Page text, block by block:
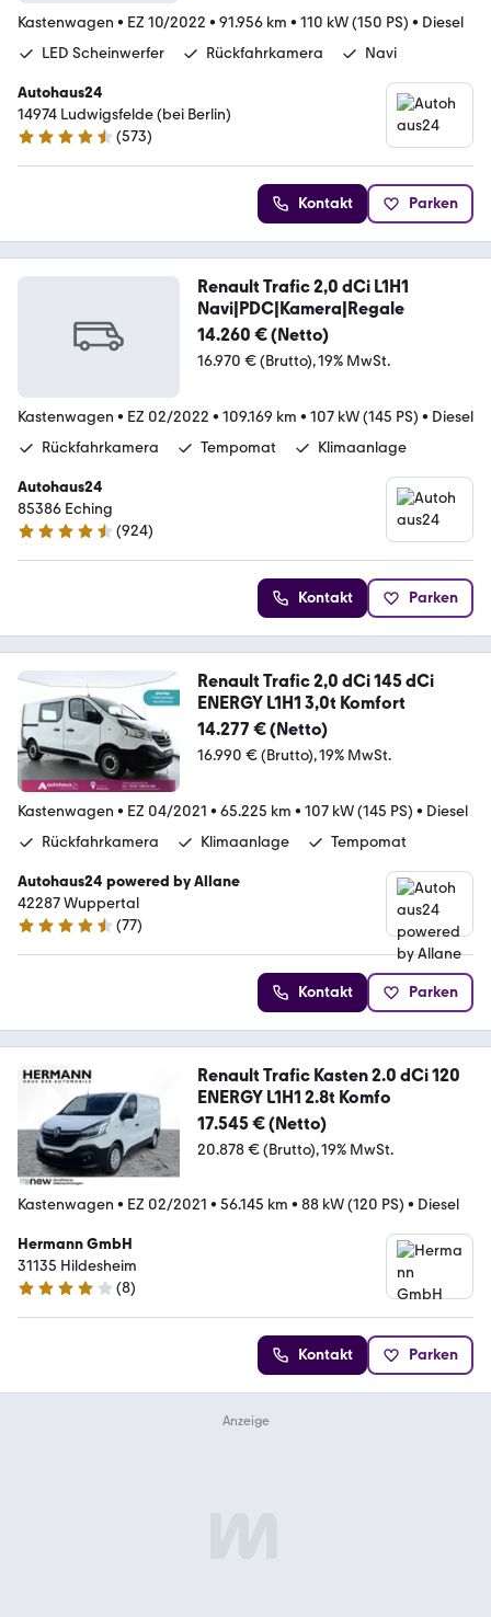
Kastenwagen • EZ 10/2022 • 91.956 km • 110 kW (150 PS) • Diesel
LED Scheinwerfer
Rückfahrkamera Navi
Autohaus24
14974 Ludwigsfelde (bei Berlin)
4.3 Sterne
(573)
Kontakt Parken
Renault Trafic 2,0 dCi L1H1
Navi|PDC|Kamera|Regale
14.260 € (Netto)
16.970 € (Brutto) 19% MwSt.
Kastenwagen • EZ 02/2022 • 109.169 km • 107 kW (145 PS) • Diesel
Rückfahrkamera
Tempomat Klimaanlage
Autohaus24
85386 Eching
4.4 Sterne
(924)
Kontakt Parken
Renault Trafic 2,0 dCi 145 dCi
ENERGY L1H1 3,0t Komfort
14.277 € (Netto)
16.990 € (Brutto) 19% MwSt.
Kastenwagen • EZ 04/2021 • 65.225 km • 107 kW (145 PS) • Diesel
Rückfahrkamera
Klimaanlage Tempomat
Autohaus24 powered by Allane
42287 Wuppertal
4.5 Sterne
(77)
Kontakt Parken
Renault Trafic Kasten 2.0 dCi 120
ENERGY L1H1 2.8t Komfo
17.545 € (Netto)
20.878 € (Brutto) 19% MwSt.
Kastenwagen • EZ 02/2021 • 56.145 km • 88 kW (120 PS) • Diesel
Hermann GmbH
31135 Hildesheim
4 Sterne
(8)
Kontakt Parken